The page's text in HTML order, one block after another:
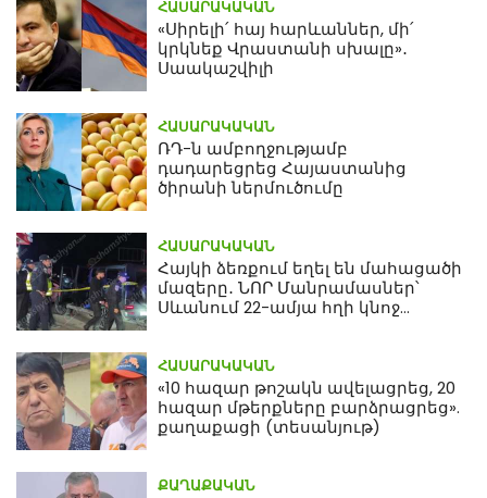
ՀԱՍԱՐԱԿԱԿԱՆ
«Սիրելի՛ հայ հարևաններ, մի՛
կրկնեք Վրաստանի սխալը»․
Սաակաշվիլի
ՀԱՍԱՐԱԿԱԿԱՆ
ՌԴ-ն ամբողջությամբ
դադարեցրեց Հայաստանից
ծիրանի ներմուծումը
ՀԱՍԱՐԱԿԱԿԱՆ
Հայկի ձեռքում եղել են մահացածի
մազերը․ ՆՈՐ Մանրամասներ՝
Սևանում 22-ամյա հղի կնոջ
ՀԱՍԱՐԱԿԱԿԱՆ
«10 հազար թոշակն ավելացրեց, 20
հազար մթերքները բարձրացրեց».
քաղաքացի (տեսանյութ)
ՔԱՂԱՔԱԿԱՆ